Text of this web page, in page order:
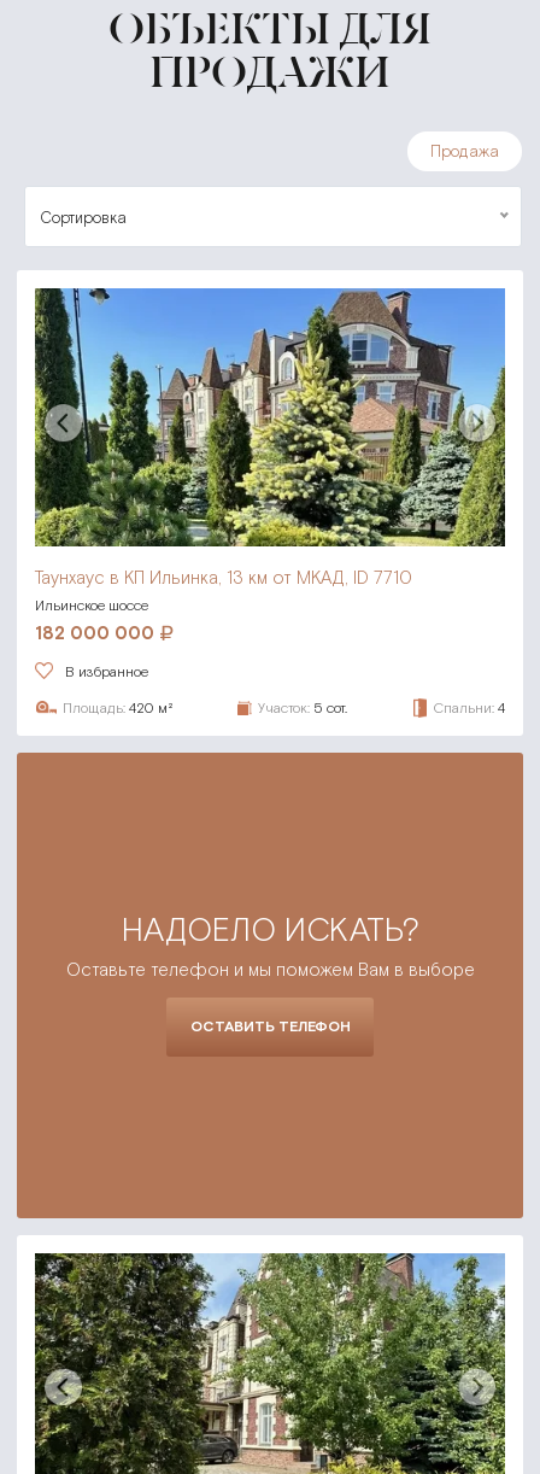
ОБЪЕКТЫ ДЛЯ
ПРОДАЖИ
Продажа
Сортировка
Таунхаус в КП Ильинка, 13 км от МКАД, ID 7710
Ильинское шоссе
182 000 000
В избранное
Площадь: 420 м² Участок: 5 сот. Спальни: 4
НАДОЕЛО ИСКАТЬ?
Оставьте телефон и мы поможем Вам в выборе
ОСТАВИТЬ ТЕЛЕФОН